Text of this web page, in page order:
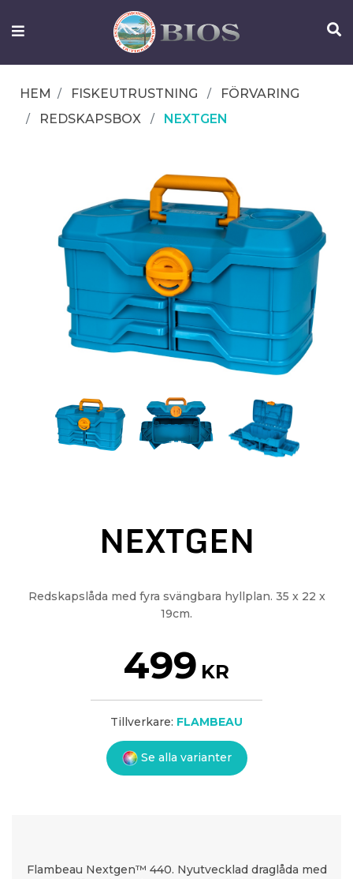
FISKEUTRUSTNING
OM
IFISH
HEM FISKEUTRUSTNING
FÖRVARING
REDSKAPSBOX
NEXTGEN
NEXTGEN
Redskapslåda med fyra svängbara hyllplan. 35 x 22 x
19cm.
499 KR
Tillverkare: FLAMBEAU
Se alla varianter
Flambeau Nextgen™ 440. Nyutvecklad draglåda med